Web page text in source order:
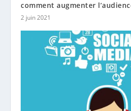
comment augmenter
2 juin 2021